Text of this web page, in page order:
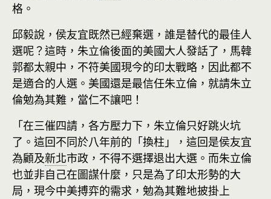
格。
邱毅說，侯友宜既然已經棄選，誰是替代的最佳人
選呢？這時，朱立倫後面的美國大人發話了，馬韓
郭都太親中，不符美國現今的印太戰略，因此都不
是適合的人選。美國還是最信任朱立倫，就請朱立
倫勉為其難，當仁不讓吧！
「在三催四請，各方壓力下，朱立倫只好跳火坑
了。這回不同於八年前的「換柱」，這回是侯友宜
為顧及新北市政，不得不選擇退出大選。而朱立倫
也並非自己在圖謀什麼，只是為了印太形勢的大
局，現今中美搏弈的需求，勉為其難地披掛上